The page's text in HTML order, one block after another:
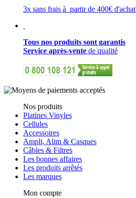
3x sans frais à partir de 400€ d'achat
Tous nos produits sont garantis
Service après-vente de qualité
Nos produits
Platines Vinyles
Cellules
Accessoires
Ampli, Alim & Casques
Câbles & Filtres
Les bonnes affaires
Les produits arrêtés
Les marques
Mon compte